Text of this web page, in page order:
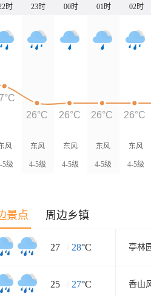
时 23时 00时 01时 02时
风
5级
东风
4-5级
东风
4-5级
东风
4-5级
东风
4-5级
26°C
26°C 26°C 26°C
景点 周边乡镇
27 / 28°C 亭林
25 / 27°C 香山